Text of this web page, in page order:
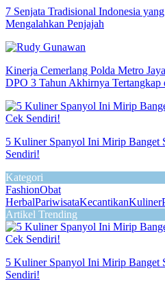
7 Senjata Tradisional Indonesia
Mengalahkan Penjajah
Kinerja Cemerlang Polda Metro
DPO 3 Tahun Akhirnya Tertangkap
5 Kuliner Spanyol Ini Mirip Banget
Sendiri!
Kategori
FashionObat
HerbalPariwisataKecantikanKuliner
Artikel Trending
5 Kuliner Spanyol Ini Mirip Banget
Sendiri!